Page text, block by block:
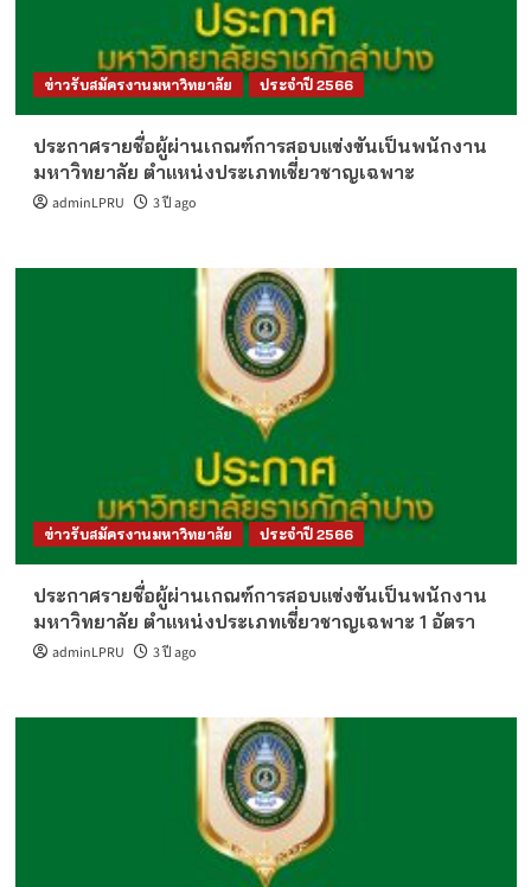
ข่าวรับสมัครงานมหาวิทยาลัย ประจำปี 2566
ประกาศรายชื่อผู้ผ่านเกณฑ์การสอบแข่งขันเป็นพนักงาน
มหาวิทยาลัย ตำแหน่งประเภทเชี่ยวชาญเฉพาะ
adminLPRU 3 ปี ago
ข่าวรับสมัครงานมหาวิทยาลัย ประจำปี 2566
ประกาศรายชื่อผู้ผ่านเกณฑ์การสอบแข่งขันเป็นพนักงาน
มหาวิทยาลัย ตำแหน่งประเภทเชี่ยวชาญเฉพาะ 1 อัตรา
adminLPRU 3 ปี ago